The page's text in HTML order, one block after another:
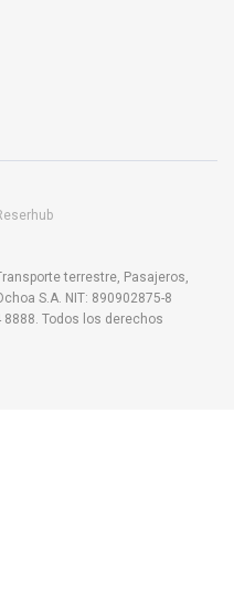
terrestre, Pasajeros,
S.A. NIT: 890902875-8
Todos los derechos